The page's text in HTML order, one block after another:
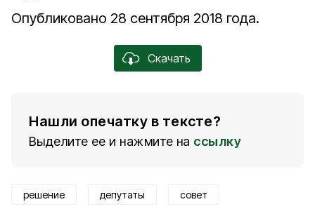
Опубликовано 28 сентября 2018 года.
Скачать
Нашли опечатку в тексте?
Выделите ее и нажмите на ссылку
решение депутаты совет